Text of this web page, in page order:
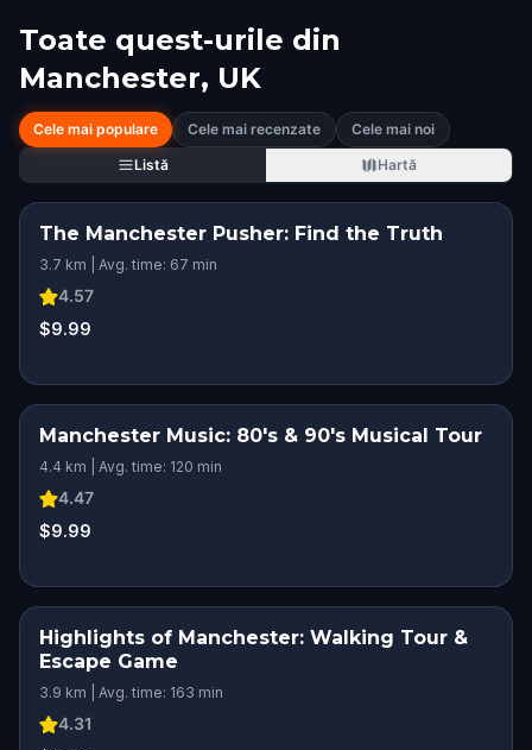
Toate quest-urile din
Manchester, UK
Cele mai populare Cele mai recenzate
Cele mai noi
Listă
Hartă
The Manchester Pusher: Find the Truth
3.7 km | Avg. time: 67 min
4.57
$9.99
Manchester Music: 80's & 90's Musical Tour
4.4 km | Avg. time: 120 min
4.47
$9.99
Highlights of Manchester: Walking Tour &
Escape Game
3.9 km | Avg. time: 163 min
4.31